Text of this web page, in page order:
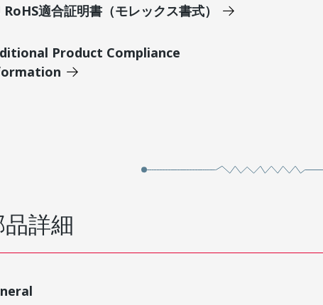
RoHS適合証明書（モレックス書式）
Product Compliance
詳細